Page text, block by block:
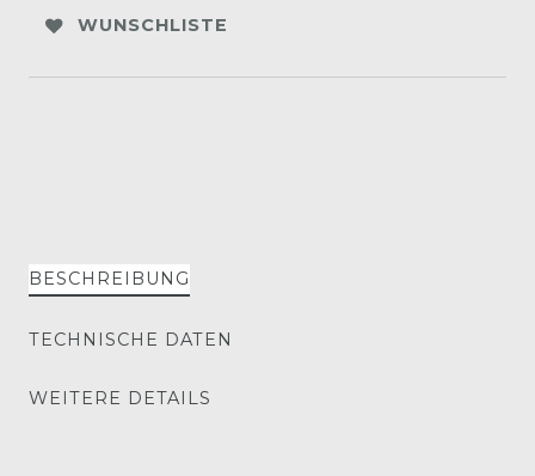
WUNSCHLISTE
BESCHREIBUNG
TECHNISCHE DATEN
WEITERE DETAILS